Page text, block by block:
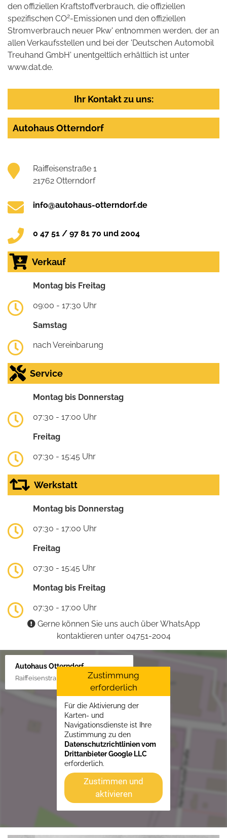
den offiziellen Kraftstoffverbrauch, die offiziellen
spezifischen CO2-Emissionen und den offiziellen
Stromverbrauch neuer Pkw' entnommen werden, der an
allen Verkaufsstellen und bei der 'Deutschen Automobil
Treuhand GmbH' unentgeltlich erhältlich ist unter
www.dat.de.
Ihr Kontakt zu uns:
Autohaus Otterndorf
Raiffeisenstraße 1
21762 Otterndorf
info@autohaus-otterndorf.de
0 47 51 / 97 81 70 und 2004
Verkauf
Montag bis Freitag
09:00 - 17:30 Uhr
Samstag
nach Vereinbarung
Service
Montag bis Donnerstag
07:30 - 17:00 Uhr
Freitag
07:30 - 15:45 Uhr
Werkstatt
Montag bis Donnerstag
07:30 - 17:00 Uhr
Freitag
07:30 - 15:45 Uhr
Montag bis Freitag
07:30 - 17:00 Uhr
Gerne können Sie uns auch über WhatsApp
kontaktieren unter 04751-2004
Autohaus Otterndorf
Raiffeisenstraße 1, 21762 Otterndorf
Zustimmung
erforderlich
Für die Aktivierung der
Karten- und
Navigationsdienste ist Ihre
Zustimmung zu den
Datenschutzrichtlinien vom
Drittanbieter Google LLC
erforderlich.
Zustimmen und
aktivieren